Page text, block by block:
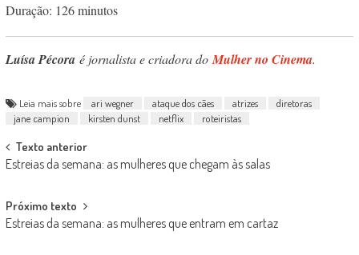
Duração: 126 minutos
Luísa Pécoraé jornalista e criadora do Mulher no Cinema.
Leia mais sobre ari wegner ataque dos cães atrizes
diretoras
jane campion
kirsten dunst netflix roteiristas
Post
navigation
Texto anterior
Estreias da semana: as mulheres que chegam às salas
Próximo texto
Estreias da semana: as mulheres que entram em cartaz